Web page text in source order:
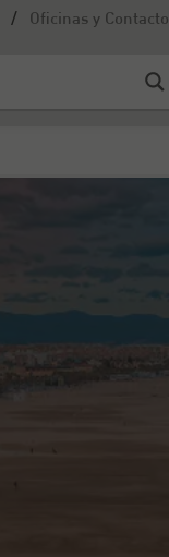
/ Oficinas y Contacto